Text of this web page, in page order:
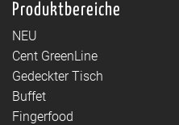
Produktbereiche
NEU
Cent GreenLine
Gedeckter Tisch
Buffet
Fingerfood